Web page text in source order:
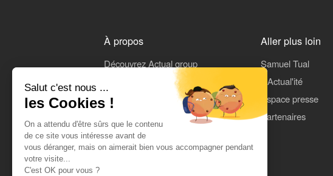
Salut c'est nous ...
les Cookies !
On a attendu d'être sûrs que le contenu
de ce site vous intéresse avant de
vous déranger, mais on aimerait bien vous accompagner pendant
votre visite...
C'est OK pour vous ?
À propos
Découvrez Actual group
On parle de nous
CGU
Données personnelles
Aller plus loin
Samuel Tual
L'Actual'ité
Espace presse
Partenaires